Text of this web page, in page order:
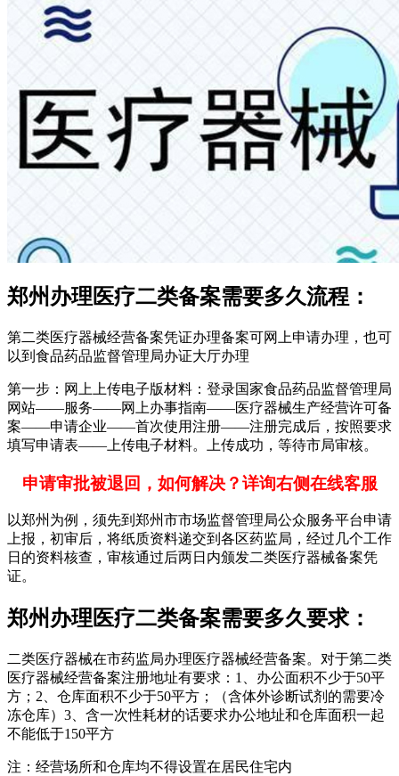
郑州办理医疗二类备案需要多久流程：
第二类医疗器械经营备案凭证办理备案可网上申请办理，也可
以到食品药品监督管理局办证大厅办理
第一步：网上上传电子版材料：登录国家食品药品监督管理局
网站——服务——网上办事指南——医疗器械生产经营许可备
案——申请企业——首次使用注册——注册完成后，按照要求
填写申请表——上传电子材料。上传成功，等待市局审核。
申请审批被退回，如何解决？详询右侧在线客服
以郑州为例，须先到郑州市市场监督管理局公众服务平台申请
上报，初审后，将纸质资料递交到各区药监局，经过几个工作
日的资料核查，审核通过后两日内颁发二类医疗器械备案凭
证。
郑州办理医疗二类备案需要多久要求：
二类医疗器械在市药监局办理医疗器械经营备案。对于第二类
医疗器械经营备案注册地址有要求：1、办公面积不少于50平
方；2、仓库面积不少于50平方；（含体外诊断试剂的需要冷
冻仓库）3、含一次性耗材的话要求办公地址和仓库面积一起
不能低于150平方
注：经营场所和仓库均不得设置在居民住宅内